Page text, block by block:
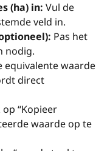
(ha) in: Vul de
veld in.
Pas het
nodig.
equivalente waarde
direct
op “Kopieer
waarde op te